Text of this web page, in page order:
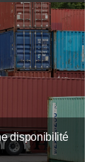
disponibilité